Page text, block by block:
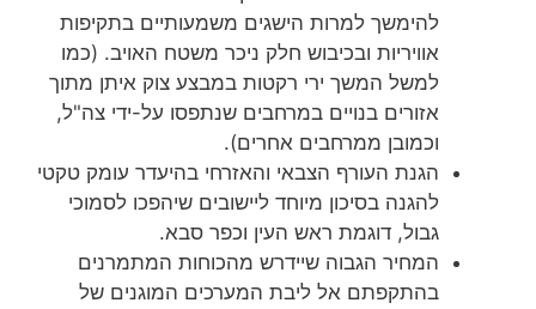
להימשך למרות הישגים משמעותיים בתקיפות
אוויריות ובכיבוש חלק ניכר משטח האויב. (כמו
למשל המשך ירי רקטות במבצע צוק איתן מתוך
אזורים בנויים במרחבים שנתפסו על-ידי צה"ל,
וכמובן ממרחבים אחרים).
הגנת העורף הצבאי והאזרחי בהיעדר עומק טקטי
להגנה בסיכון מיוחד ליישובים שיהפכו לסמוכי
גבול, דוגמת ראש העין וכפר סבא.
המחיר הגבוה שיידרש מהכוחות המתמרנים
בהתקפתם אל ליבת המערכים המוגנים של